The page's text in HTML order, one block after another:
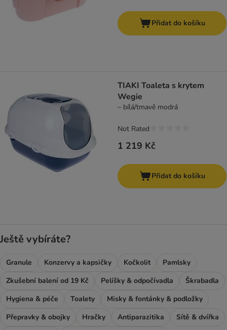
Přidat do košíku
TIAKI Toaleta s krytem
Wegie
– bílá/tmavě modrá
1 219 Kč
Not Rated
Přidat do košíku
Ještě vybíráte?
Granule Konzervy a kapsičky Kočkolit
Pamlsky
Zkušební balení od 19 Kč
Pelíšky & odpočívadla
Škrabadla
Hygiena & péče
Toalety
Misky & fontánky & podložky
Přepravky & obojky
Hračky Antiparazitika
Sítě & dvířka